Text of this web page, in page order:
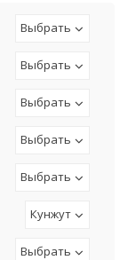
Выбрать
Выбрать
Выбрать
Выбрать
Выбрать
Кунжут
Выбрать